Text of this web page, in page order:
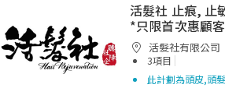
活髮社 止痕, 止
*只限首次惠顧
活髮社有限公司
3項目 |
此計劃為頭皮,頭